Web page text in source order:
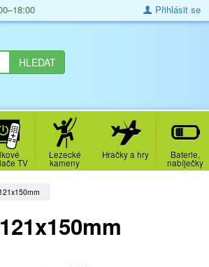
Přihlásit se
TV
Lezecké
kameny
Hračky a hry Baterie,
nabíječky